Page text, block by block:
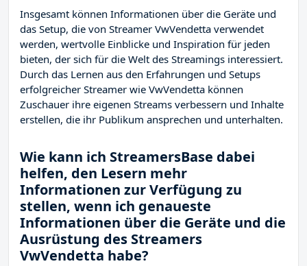
Insgesamt können Informationen über die Geräte und
das Setup, die von Streamer VwVendetta verwendet
werden, wertvolle Einblicke und Inspiration für jeden
bieten, der sich für die Welt des Streamings interessiert.
Durch das Lernen aus den Erfahrungen und Setups
erfolgreicher Streamer wie VwVendetta können
Zuschauer ihre eigenen Streams verbessern und Inhalte
erstellen, die ihr Publikum ansprechen und unterhalten.
Wie kann ich StreamersBase dabei
helfen, den Lesern mehr
Informationen zur Verfügung zu
stellen, wenn ich genaueste
Informationen über die Geräte und die
Ausrüstung des Streamers
VwVendetta habe?